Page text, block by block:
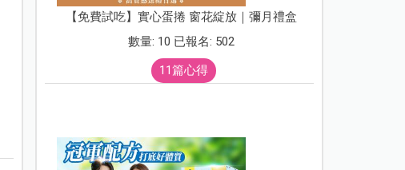
【免費試吃】實心蛋捲 窗花綻放｜彌月禮盒
數量: 10 已報名: 502
11篇心得